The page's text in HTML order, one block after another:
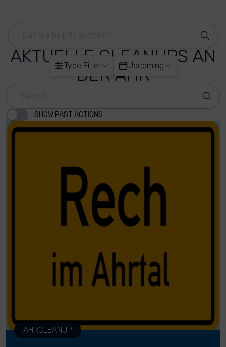
Type Filter Upcoming
AKTUELLE CLEANUPS AN
DER AHR
SHOW PAST ACTIONS
AHRCLEANUP